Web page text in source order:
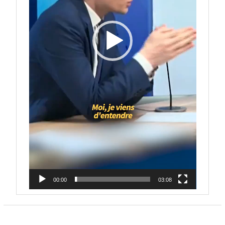
00:00 03:08